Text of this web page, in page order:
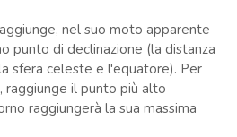
nel suo moto apparente
punto di declinazione (la distanza
sfera celeste e l'equatore). Per
raggiunge il punto più alto
raggiungerà la sua massima